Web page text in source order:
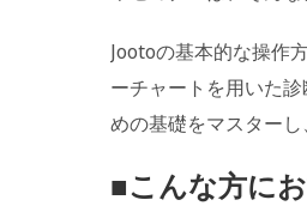
Jootoの基本的な操作
ーチャートを用いた
めの基礎をマスター
■こんな方に